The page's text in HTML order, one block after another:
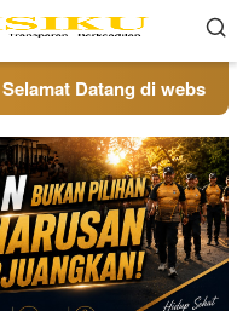
Selamat Datang di website